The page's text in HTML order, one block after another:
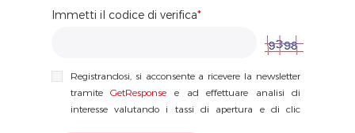
Immetti il codice di verifica*
Registrandosi, si acconsente a ricevere la newsletter
tramiteGetResponse e ad effettuare analisi di
interesse valutando i tassi di apertura e di clic